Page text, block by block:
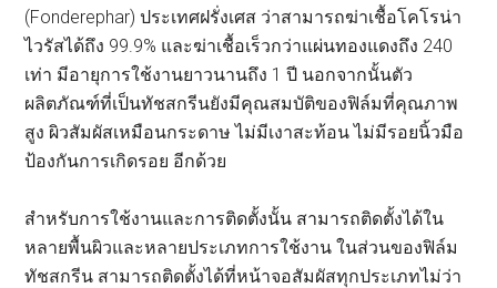
(Fonderephar) ประเทศฝรั่งเศส ว่าสามารถฆ่าเชื้อโคโรน่า
ไวรัสได้ถึง 99.9% และฆ่าเชื้อเร็วกว่าแผ่นทองแดงถึง 240
เท่า มีอายุการใช้งานยาวนานถึง 1 ปี นอกจากนั้นตัว
ผลิตภัณฑ์ที่เป็นทัชสกรีนยังมีคุณสมบัติของฟิล์มที่คุณภาพ
สูง ผิวสัมผัสเหมือนกระดาษ ไม่มีเงาสะท้อน ไม่มีรอยนิ้วมือ
ป้องกันการเกิดรอย อีกด้วย
สำหรับการใช้งานและการติดตั้งนั้น สามารถติดตั้งได้ใน
หลายพื้นผิวและหลายประเภทการใช้งาน ในส่วนของฟิล์ม
ทัชสกรีน สามารถติดตั้งได้ที่หน้าจอสัมผัสทุกประเภทไม่ว่า